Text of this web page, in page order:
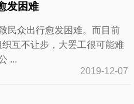
发困难
众出行愈发困难。而目前
互不让步，大罢工很可能难
...
2019-12-07